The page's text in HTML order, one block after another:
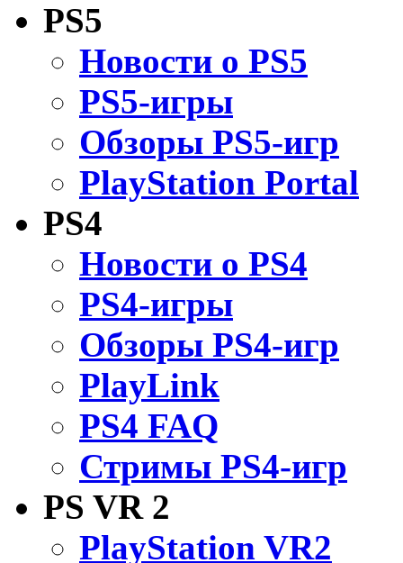
PS5
Новости о PS5
PS5-игры
Обзоры PS5-игр
PlayStation Portal
PS4
Новости о PS4
PS4-игры
Обзоры PS4-игр
PlayLink
PS4 FAQ
Стримы PS4-игр
PS VR 2
PlayStation VR2